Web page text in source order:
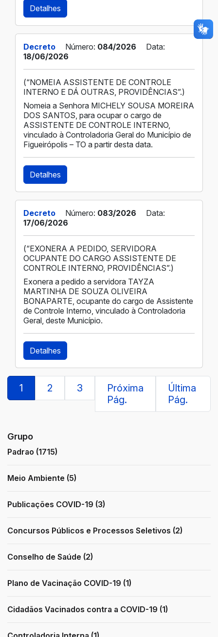
Detalhes
Decreto Número: 084/2026
Data:
18/06/2026
(“NOMEIA ASSISTENTE DE CONTROLE
INTERNO E DÁ OUTRAS, PROVIDÊNCIAS”.)
Nomeia a Senhora MICHELY SOUSA MOREIRA
DOS SANTOS, para ocupar o cargo de
ASSISTENTE DE CONTROLE INTERNO,
vinculado à Controladoria Geral do Município de
Figueirópolis – TO a partir desta data.
Detalhes
Decreto Número: 083/2026
Data:
17/06/2026
(“EXONERA A PEDIDO, SERVIDORA
OCUPANTE DO CARGO ASSISTENTE DE
CONTROLE INTERNO, PROVIDÊNCIAS”.)
Exonera a pedido a servidora TAYZA
MARTINHA DE SOUZA OLIVEIRA
BONAPARTE, ocupante do cargo de Assistente
de Controle Interno, vinculado à Controladoria
Geral, deste Município.
Detalhes
1 2 3
Próxima
Pág.
Última
Pág.
Grupo
Padrao (1715)
Meio Ambiente (5)
Publicações COVID-19 (3)
Concursos Públicos e Processos Seletivos (2)
Conselho de Saúde (2)
Plano de Vacinação COVID-19 (1)
Cidadãos Vacinados contra a COVID-19 (1)